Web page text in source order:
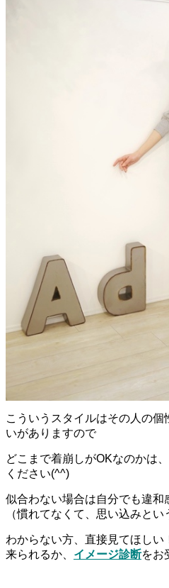
こういうスタイルはその人の
いがありますので
どこまで着崩しがOKなのかは
ください(^^)
似合わない場合は自分でも違和
（慣れてなくて、思い込みと
わからない方、直接見てほし
来られるか、 イメージ診断をお